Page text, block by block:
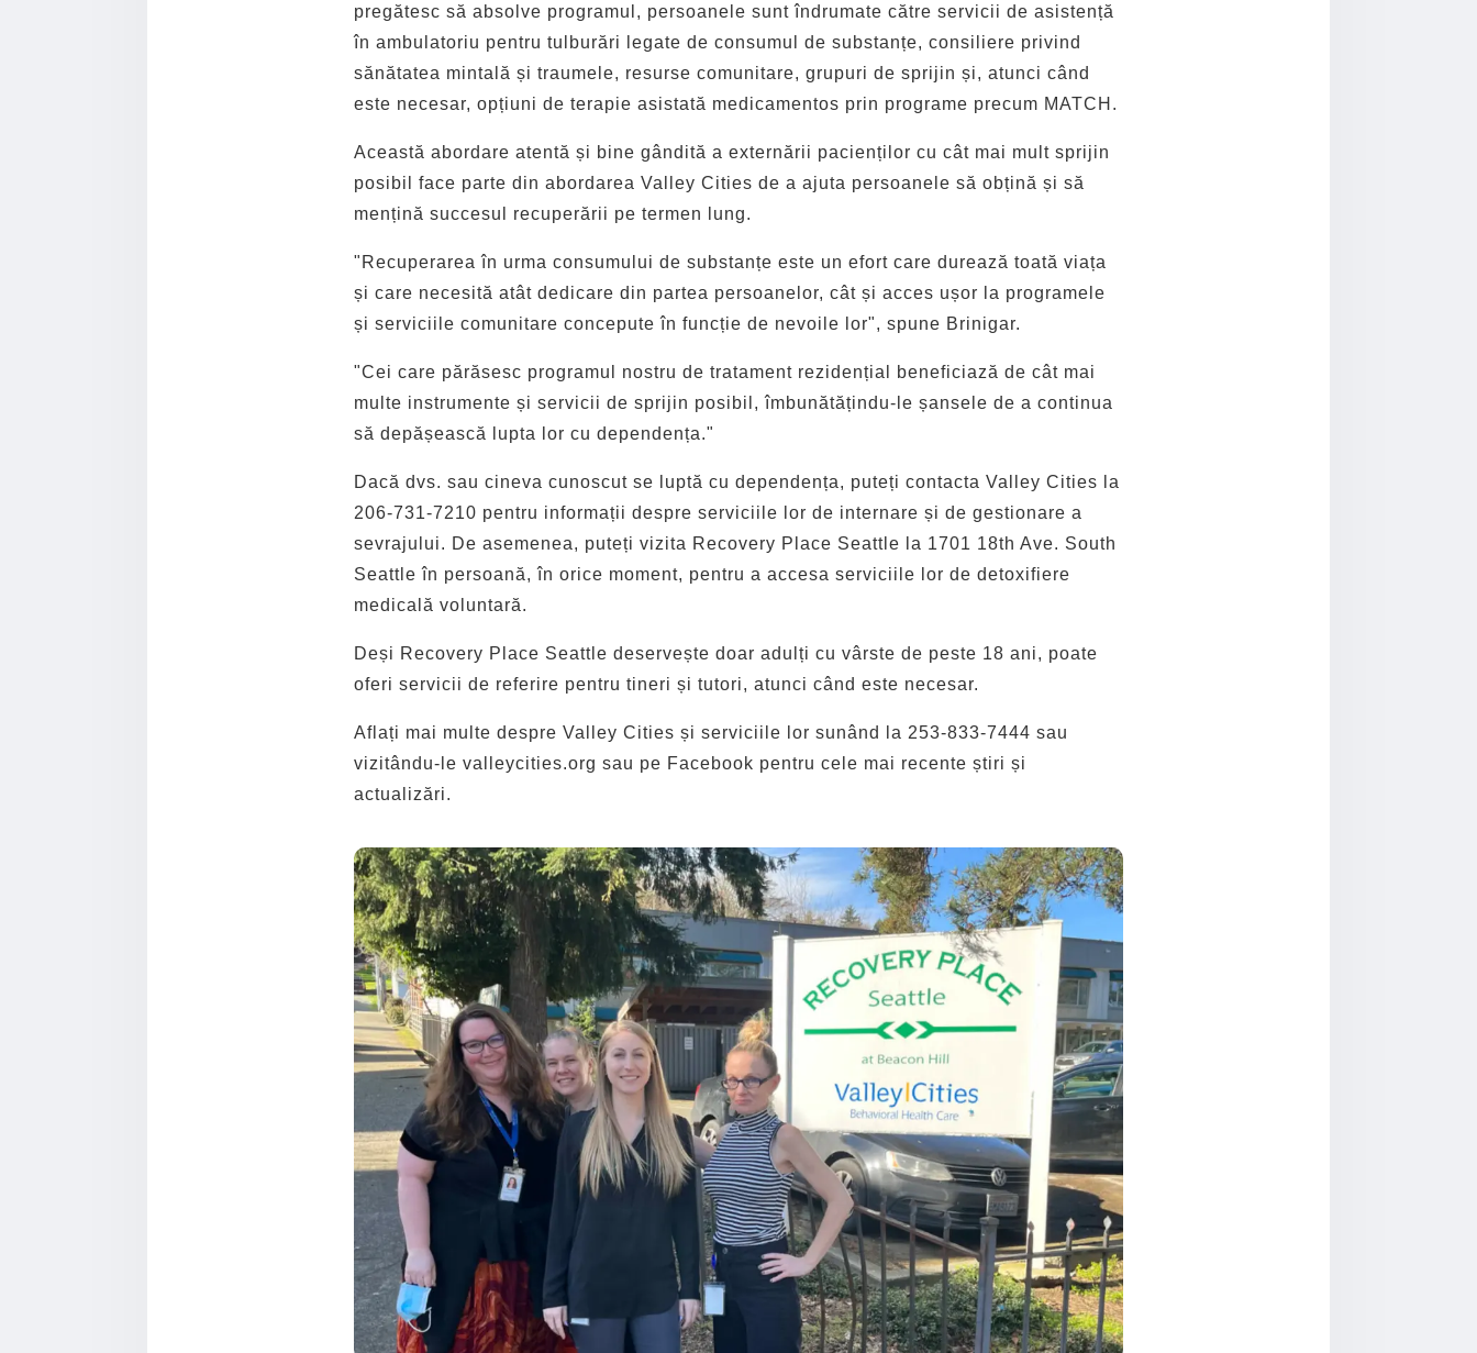
pregătesc să absolve programul, persoanele sunt îndrumate către servicii de asistență
în ambulatoriu pentru tulburări legate de consumul de substanțe, consiliere privind
sănătatea mintală și traumele, resurse comunitare, grupuri de sprijin și, atunci când
este necesar, opțiuni de terapie asistată medicamentos prin programe precum MATCH.
Această abordare atentă și bine gândită a externării pacienților cu cât mai mult sprijin
posibil face parte din abordarea Valley Cities de a ajuta persoanele să obțină și să
mențină succesul recuperării pe termen lung.
"Recuperarea în urma consumului de substanțe este un efort care durează toată viața
și care necesită atât dedicare din partea persoanelor, cât și acces ușor la programele
și serviciile comunitare concepute în funcție de nevoile lor", spune Brinigar.
"Cei care părăsesc programul nostru de tratament rezidențial beneficiază de cât mai
multe instrumente și servicii de sprijin posibil, îmbunătățindu-le șansele de a continua
să depășească lupta lor cu dependența."
Dacă dvs. sau cineva cunoscut se luptă cu dependența, puteți contacta Valley Cities la
206-731-7210 pentru informații despre serviciile lor de internare și de gestionare a
sevrajului. De asemenea, puteți vizita Recovery Place Seattle la 1701 18th Ave. South
Seattle în persoană, în orice moment, pentru a accesa serviciile lor de detoxifiere
medicală voluntară.
Deși Recovery Place Seattle deservește doar adulți cu vârste de peste 18 ani, poate
oferi servicii de referire pentru tineri și tutori, atunci când este necesar.
Aflați mai multe despre Valley Cities și serviciile lor sunând la 253-833-7444 sau
vizitându-le valleycities.org sau pe Facebook pentru cele mai recente știri și
actualizări.